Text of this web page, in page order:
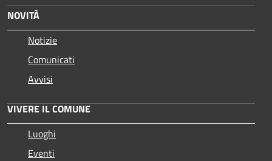
NOVITÀ
Notizie
Comunicati
Avvisi
VIVERE IL COMUNE
Luoghi
Eventi